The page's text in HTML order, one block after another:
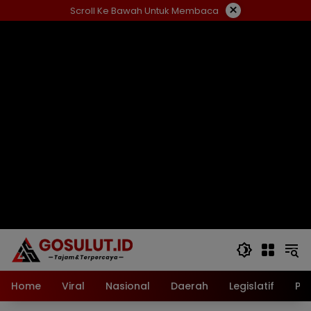
ke
Scroll Ke Bawah Untuk Membaca ×
Home Viral Nasional Daerah Legislatif